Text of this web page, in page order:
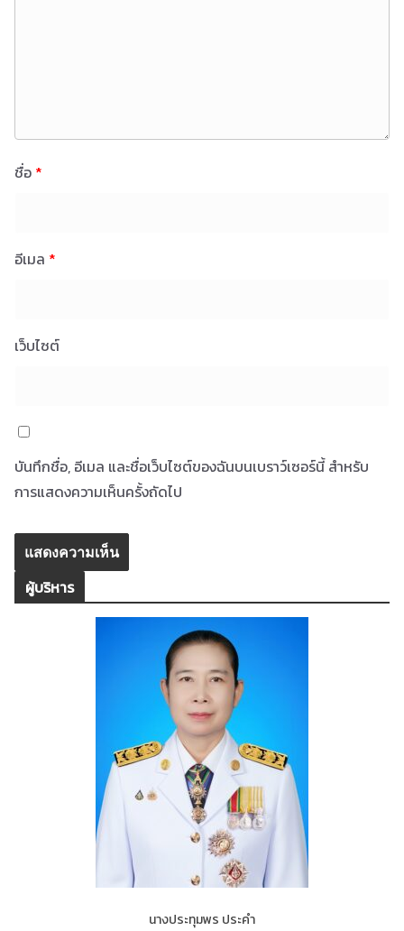
ชื่อ *
อีเมล *
เว็บไซต์
บันทึกชื่อ, อีเมล และชื่อเว็บไซต์ของฉันบนเบราว์เซอร์นี้ สำหรับ
การแสดงความเห็นครั้งถัดไป
ผู้บริหาร
นางประทุมพร ประคำ